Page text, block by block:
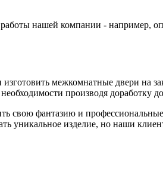
нашей компании - например,
межкомнатные двери на
производя доработку
свою фантазию и
уникальное изделие, но наши